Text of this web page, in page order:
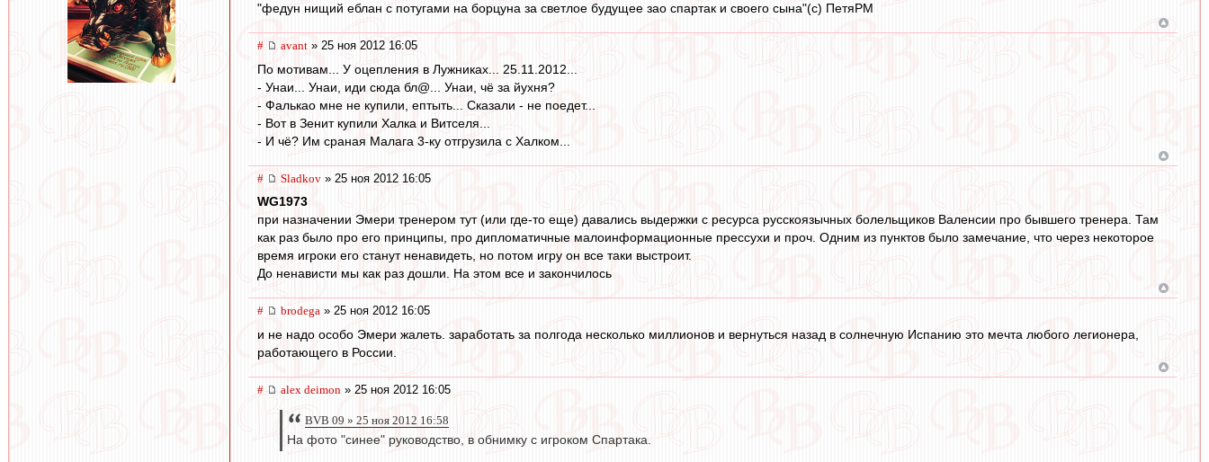
"федун нищий еблан с потугами на борцуна за светлое будущее зао спартак и своего сына"(с) ПетяРМ
# avant » 25 ноя 2012 16:05
По мотивам... У оцепления в Лужниках... 25.11.2012...
- Унаи... Унаи, иди сюда бл@... Унаи, чё за йухня?
- Фалькао мне не купили, ептыть... Сказали - не поедет...
- Вот в Зенит купили Халка и Витселя...
- И чё? Им сраная Малага 3-ку отгрузила с Халком...
# Sladkov » 25 ноя 2012 16:05
WG1973
при назначении Эмери тренером тут (или где-то еще) давались выдержки с ресурса русскоязычных болельщиков Валенсии про бывшего тренера. Там
как раз было про его принципы, про дипломатичные малоинформационные прессухи и проч. Одним из пунктов было замечание, что через некоторое
время игроки его станут ненавидеть, но потом игру он все таки выстроит.
До ненависти мы как раз дошли. На этом все и закончилось
# brodega » 25 ноя 2012 16:05
и не надо особо Эмери жалеть. заработать за полгода несколько миллионов и вернуться назад в солнечную Испанию это мечта любого легионера,
работающего в России.
# alex deimon » 25 ноя 2012 16:05
BVB 09 » 25 ноя 2012 16:58
На фото "синее" руководство, в обнимку с игроком Спартака.